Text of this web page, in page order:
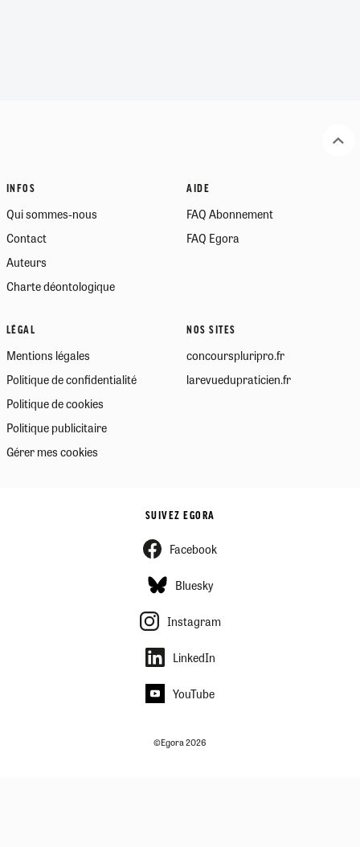
INFOS
Qui sommes-nous
Contact
Auteurs
Charte déontologique
AIDE
FAQ Abonnement
FAQ Egora
LÉGAL
Mentions légales
Politique de confidentialité
Politique de cookies
Politique publicitaire
Gérer mes cookies
NOS SITES
concourspluripro.fr
larevuedupraticien.fr
SUIVEZ EGORA
Facebook
Bluesky
Instagram
LinkedIn
YouTube
©Egora 2026